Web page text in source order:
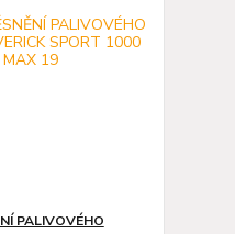
PALIVOVÉHO